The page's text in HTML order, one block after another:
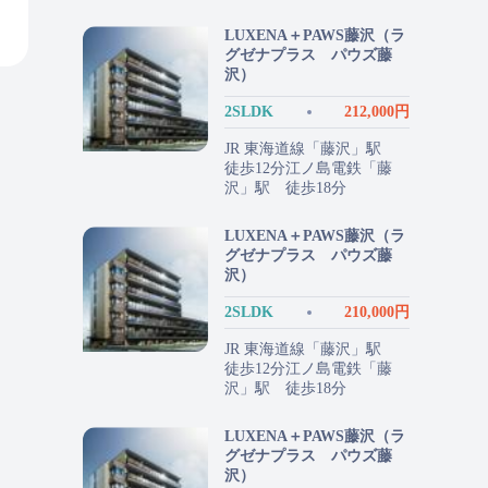
LUXENA＋PAWS藤沢（ラ
グゼナプラス パウズ藤
沢）
2SLDK 212,000円
JR 東海道線「藤沢」駅
徒歩12分江ノ島電鉄「藤
沢」駅 徒歩18分
LUXENA＋PAWS藤沢（ラ
グゼナプラス パウズ藤
沢）
2SLDK 210,000円
JR 東海道線「藤沢」駅
徒歩12分江ノ島電鉄「藤
沢」駅 徒歩18分
LUXENA＋PAWS藤沢（ラ
グゼナプラス パウズ藤
沢）